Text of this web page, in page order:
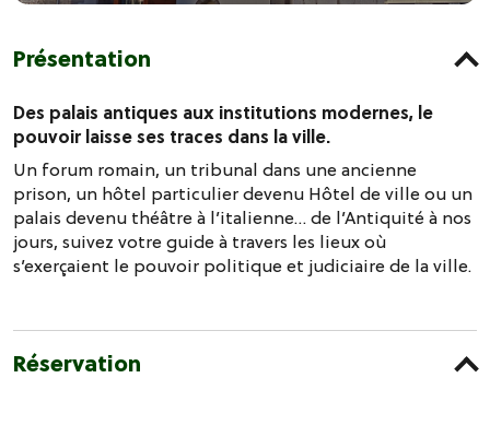
Présentation
Des palais antiques aux institutions modernes, le
pouvoir laisse ses traces dans la ville.
Un forum romain, un tribunal dans une ancienne
prison, un hôtel particulier devenu Hôtel de ville ou un
palais devenu théâtre à l’italienne… de l’Antiquité à nos
jours, suivez votre guide à travers les lieux où
s’exerçaient le pouvoir politique et judiciaire de la ville.
Réservation